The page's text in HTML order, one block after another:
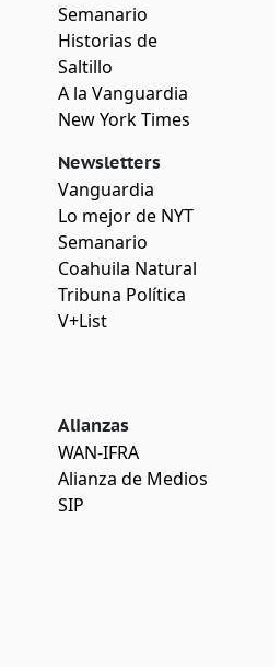
Semanario
Historias de
Saltillo
A la Vanguardia
New York Times
Newsletters
Vanguardia
Lo mejor de NYT
Semanario
Coahuila Natural
Tribuna Política
V+List
Alianzas
WAN-IFRA
Alianza de Medios
SIP